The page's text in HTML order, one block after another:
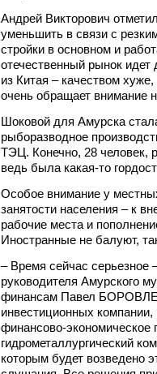
Андрей Викторович
уменьшить в связи с
стройки в основном и
отечественный рынок идет
из Китая – качеством
очень обращает внимание
Шоковой для Амурска
рыборазводное
ТЭЦ. Конечно, 28 человек,
ведь была какая-то
Особое внимание у
занятости населения – к
рабочие места и
Иностранные не балуют,
– Время сейчас серьезное
руководителя Амурского
финансам Павел
инвестиционных
финансово-экономическое
гидрометаллургический
которым будет возведено